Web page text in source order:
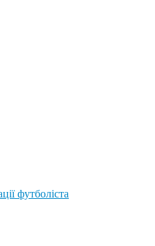
футболіста